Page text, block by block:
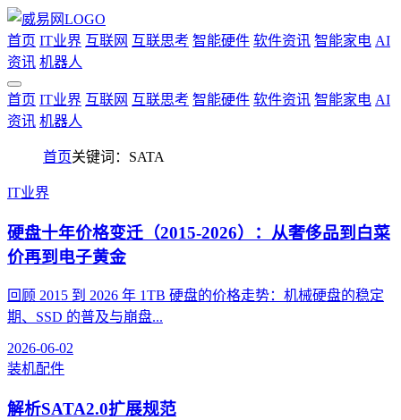
首页 IT业界 互联网 互联思考 智能硬件 软件资讯 智能家电 AI
资讯 机器人
首页 IT业界 互联网 互联思考 智能硬件 软件资讯 智能家电 AI
资讯 机器人
首页关键词：SATA
IT业界
硬盘十年价格变迁（2015-2026）：从奢侈品到白菜
价再到电子黄金
回顾 2015 到 2026 年 1TB 硬盘的价格走势：机械硬盘的稳定
期、SSD 的普及与崩盘...
2026-06-02
装机配件
解析SATA2.0扩展规范